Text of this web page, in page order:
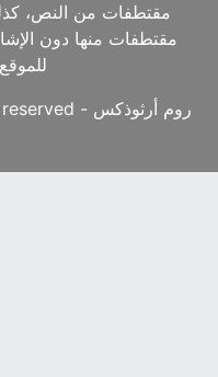
مقتطفات من النص،
مقتطفات منها دون
للموقع
روم أرثوذكس - Copyright © 2021 - All rights reserved